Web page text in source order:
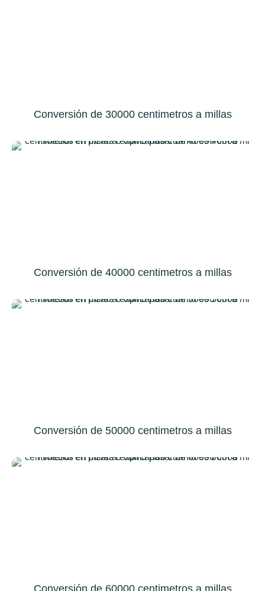
Conversión de 30000 centimetros a millas
Conversión de 40000 centimetros a millas
Conversión de 50000 centimetros a millas
Conversión de 60000 centimetros a millas